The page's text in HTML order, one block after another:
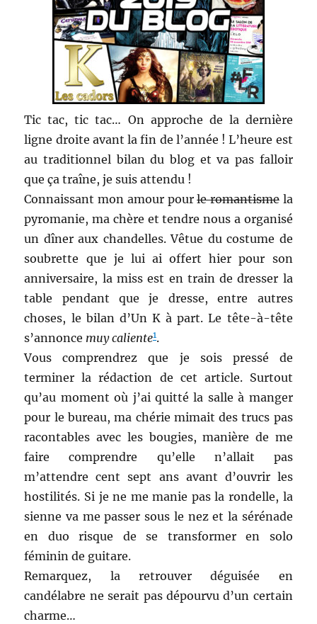
Tic tac, tic tac… On approche de la dernière
ligne droite avant la fin de l’année ! L’heure est
au traditionnel bilan du blog et va pas falloir
que ça traîne, je suis attendu !
Connaissant mon amour pourle romantismela
pyromanie, ma chère et tendre nous a organisé
un dîner aux chandelles. Vêtue du costume de
soubrette que je lui ai offert hier pour son
anniversaire, la miss est en train de dresser la
table pendant que je dresse, entre autres
choses, le bilan d’Un K à part. Le tête-à-tête
s’annonce muy caliente1.
Vous comprendrez que je sois pressé de
terminer la rédaction de cet article. Surtout
qu’au moment où j’ai quitté la salle à manger
pour le bureau, ma chérie mimait des trucs pas
racontables avec les bougies, manière de me
faire comprendre qu’elle n’allait pas
m’attendre cent sept ans avant d’ouvrir les
hostilités. Si je ne me manie pas la rondelle, la
sienne va me passer sous le nez et la sérénade
en duo risque de se transformer en solo
féminin de guitare.
Remarquez, la retrouver déguisée en
candélabre ne serait pas dépourvu d’un certain
charme…